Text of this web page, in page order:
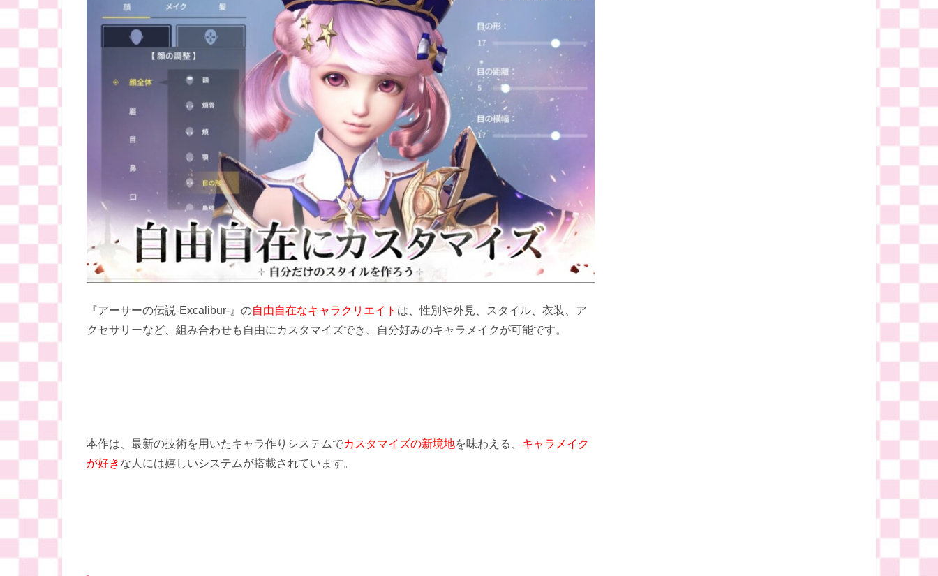
『アーサーの伝説-Excalibur-』の自由自在なキャラクリエイト は、性別や外見、スタイル、衣装、ア
クセサリーなど、組み合わせも自由にカスタマイズでき、自分好みのキャラメイクが可能です。
本作は、最新の技術を用いたキャラ作りシステムでカスタマイズの新境地を味わえる、 キャラメイク
が好き な人には嬉しいシステムが搭載されています。